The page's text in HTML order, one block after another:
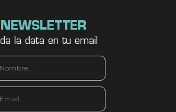
NEWSLETTER
la data en tu email